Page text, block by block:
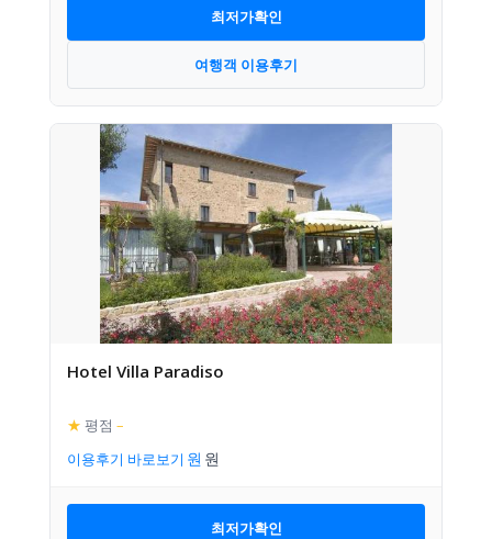
최저가확인
여행객 이용후기
Hotel Villa Paradiso
★ 평점 –
이용후기 바로보기
최저가확인